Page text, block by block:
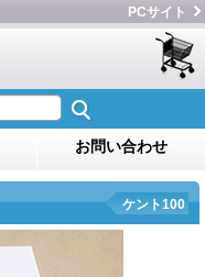
PCサイト
お問い合わせ
ケント100